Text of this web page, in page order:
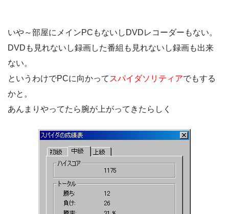
いや～部屋にメインPCもないしDVDレコーダーもない。
DVDも見れないし録画した番組も見れないし録画も出来
ない。
というわけでPCに向かって スパイダソリティアでもする
かと。
あんまりやってたら腕が上がってきたらしく